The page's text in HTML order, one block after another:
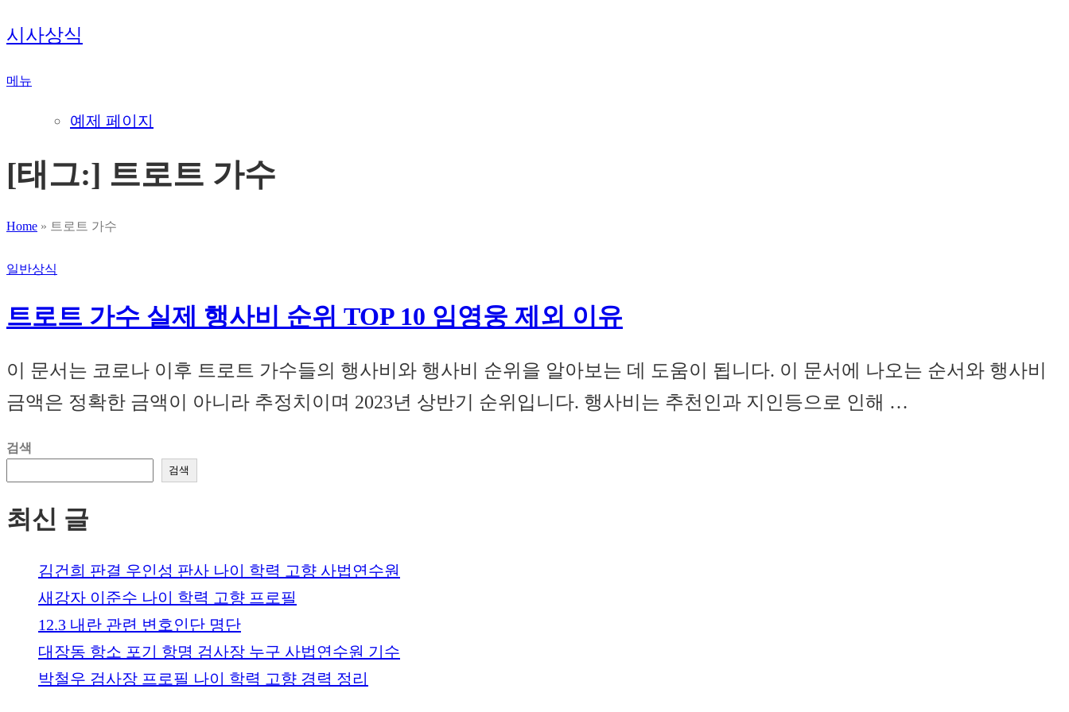
내
시사상식
메뉴
예제 페이지
[태그:] 트로트 가수
Home » 트로트 가수
일반상식
트로트 가수 실제 행사비 순위 TOP 10 임영웅 제외 이유
이 문서는 코로나 이후 트로트 가수들의 행사비와 행사비 순위을 알아보는 데 도움이 됩니다. 이 문서에 나오는 순서와 행사비
금액은 정확한 금액이 아니라 추정치이며 2023년 상반기 순위입니다. 행사비는 추천인과 지인등으로 인해 …
검색
검색
최신 글
김건희 판결 우인성 판사 나이 학력 고향 사법연수원
새강자 이준수 나이 학력 고향 프로필
12.3 내란 관련 변호인단 명단
대장동 항소 포기 항명 검사장 누구 사법연수원 기수
박철우 검사장 프로필 나이 학력 고향 경력 정리